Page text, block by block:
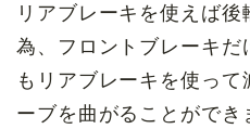
リアブレーキを使えば
為、フロントブレーキだ
もリアブレーキを使っ
ーブを曲がることができ